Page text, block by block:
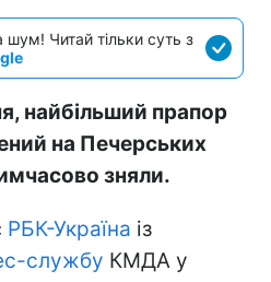
шум! Читай тільки суть з
найбільший прапор
на Печерських
зняли.
РБК-Україна із
службу КМДА у